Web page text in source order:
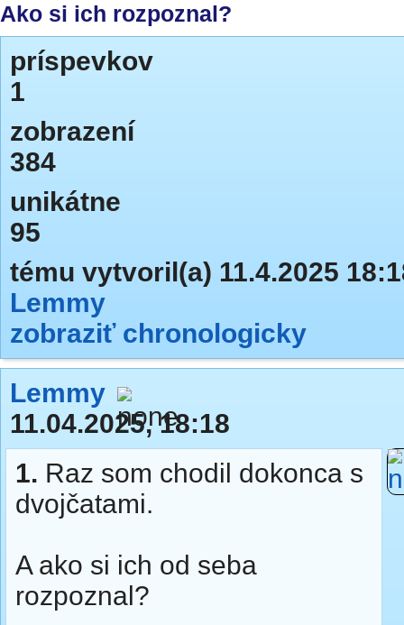
Ako si ich rozpoznal?
príspevkov
1
zobrazení
384
unikátne
95
tému vytvoril(a) 11.4.2025
Lemmy
zobraziť chronologicky
Lemmy
11.04.2025, 18:18
1. Raz som chodil dokonca s
dvojčatami.
A ako si ich od seba
rozpoznal?